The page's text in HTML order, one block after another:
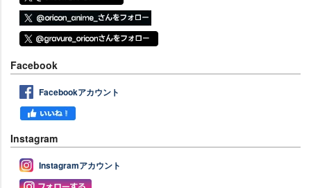
Facebook
Facebookアカウント
Instagram
Instagramアカウント